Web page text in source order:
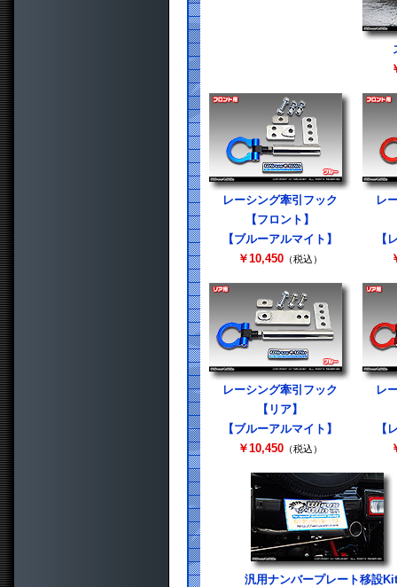
レーシング牽引フック
【フロント】
【ブルーアルマイト】
￥10,450 （税込）
レ
【
レーシング牽引フック
【リア】
【ブルーアルマイト】
￥10,450 （税込）
レ
【
汎用ナンバープレート移設Kit